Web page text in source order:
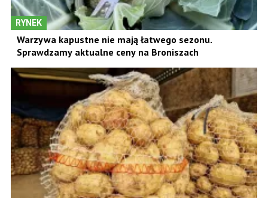
RYNEK
Warzywa kapustne nie mają łatwego sezonu.
Sprawdzamy aktualne ceny na Broniszach